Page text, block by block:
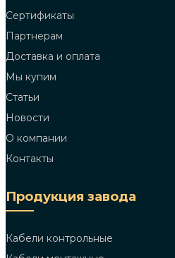
Сертификаты
Партнерам
Доставка и оплата
Мы купим
Статьи
Новости
О компании
Контакты
Продукция завода
Кабели контрольные